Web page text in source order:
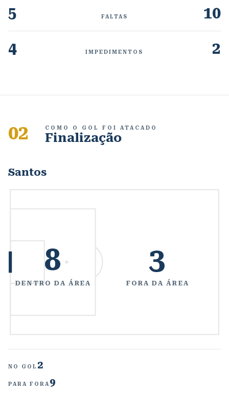
5
FALTAS
10
4
IMPEDIMENTOS 2
02 COMO O GOL FOI ATACADO
Finalização
Santos
8
DENTRO DA ÁREA
3
FORA DA ÁREA
NO GOL 2
PARA FORA 9